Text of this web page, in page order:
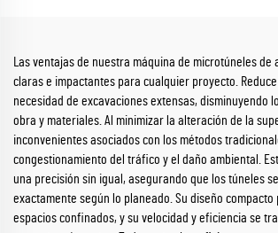
Las ventajas de nuestra máquina de microtúneles de
claras e impactantes para cualquier proyecto.
necesidad de excavaciones extensas, disminuyendo
obra y materiales. Al minimizar la alteración de la
inconvenientes asociados con los métodos
congestionamiento del tráfico y el daño ambiental.
una precisión sin igual, asegurando que los túneles
exactamente según lo planeado. Su diseño
espacios confinados, y su velocidad y eficiencia se